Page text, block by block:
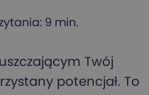
9 min.
Twój
potencjał. To